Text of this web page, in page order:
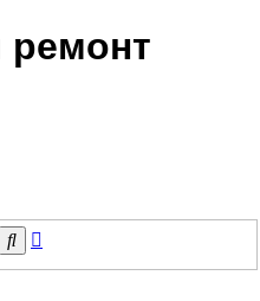
ремонт
Поиск